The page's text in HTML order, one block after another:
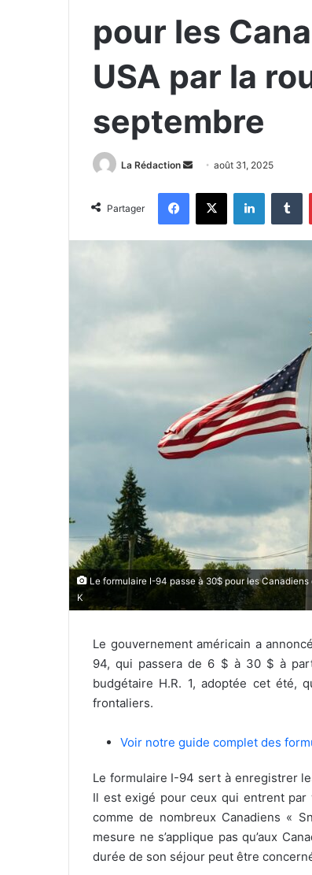
pour les
USA par la
septembre
La Rédaction
o
y
o
r
i
e
août 31, 2025
Partager
Le formulaire I-94 passe à 30$ pour les
K
Le gouvernement américain a
94, qui passera de 6 $ à 30 $ à
budgétaire H.R. 1, adoptée cet été,
frontaliers.
Voir notre guide complet des
Le formulaire I-94 sert à enregistrer
Il est exigé pour ceux qui entrent
comme de nombreux Canadiens «
mesure ne s’applique pas qu’aux
durée de son séjour peut être